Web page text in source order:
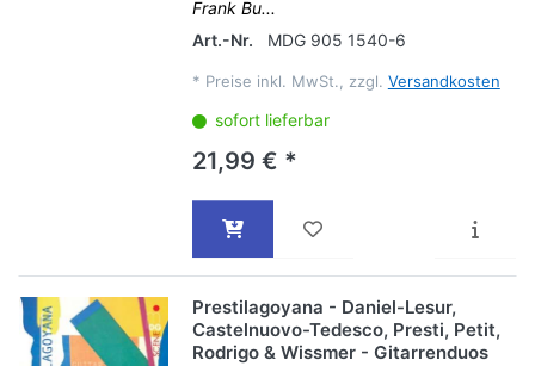
Frank Bu...
Art.-Nr.
MDG 905 1540-6
* Preise inkl. MwSt., zzgl. Versandkosten
sofort lieferbar
21,99 € *
Prestilagoyana - Daniel-Lesur,
Castelnuovo-Tedesco, Presti, Petit,
Rodrigo & Wissmer - Gitarrenduos